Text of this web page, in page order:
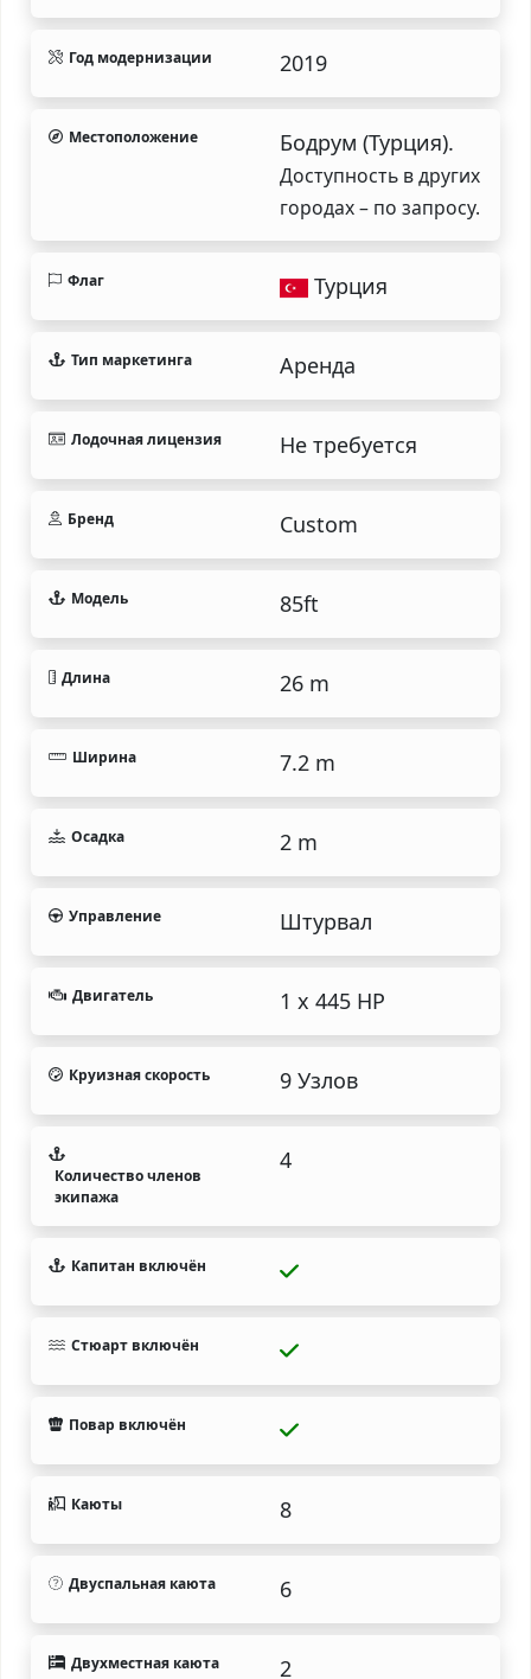
Год модернизации 2019
Местоположение Бодрум (Турция).
Доступность в других
городах – по запросу.
Флаг Турция
Тип маркетинга Аренда
Лодочная лицензия Не требуется
Бренд Custom
Модель 85ft
Длина 26 m
Ширина 7.2 m
Осадка 2 m
Управление Штурвал
Двигатель 1 x 445 HP
Круизная скорость 9 Узлов
Количество членов
экипажа
4
Капитан включён
Стюарт включён
Повар включён
Каюты 8
Двуспальная каюта 6
Двухместная каюта 2